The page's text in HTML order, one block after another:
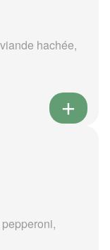
hachée,